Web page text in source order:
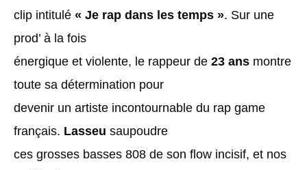
clip intitulé « Je rap dans les temps ». Sur une
prod’ à la fois
énergique et violente, le rappeur de 23 ans montre
toute sa détermination pour
devenir un artiste incontournable du rap game
français. Lasseu saupoudre
ces grosses basses 808 de son flow incisif, et nos